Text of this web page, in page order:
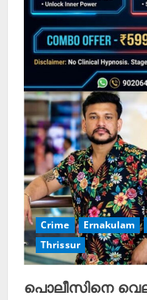
Crime Ernakulam
Thrissur
പൊലീസിനെ